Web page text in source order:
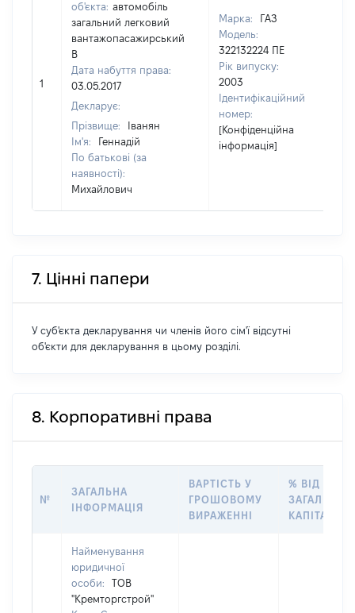
1
об'єкта: автомобіль
загальний легковий
вантажопасажирський
В
Дата набуття права:
03.05.2017
Декларує:
Прізвище:
Іванян
Ім'я:
Геннадій
По батькові (за
наявності):
Михайлович
Марка:
ГАЗ
Модель:
322132224 ПЕ
Рік випуску:
2003
Ідентифікаційний
номер:
[Конфіденційна
інформація]
7. Цінні папери
У суб'єкта декларування чи членів його сім'ї відсутні
об'єкти для декларування в цьому розділі.
8. Корпоративні права
№
ЗАГАЛЬНА
ІНФОРМАЦІЯ
ВАРТІСТЬ У
ГРОШОВОМУ
ВИРАЖЕННІ
% ВІД
КАПІТАЛУ
Найменування
юридичної
особи:
ТОВ
"Кремторгстрой"